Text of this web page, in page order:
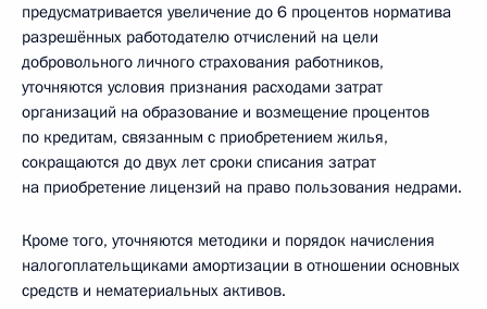
предусматривается увеличение до 6 процентов норматива
разрешённых работодателю отчислений на цели
добровольного личного страхования работников,
уточняются условия признания расходами затрат
организаций на образование и возмещение процентов
по кредитам, связанным с приобретением жилья,
сокращаются до двух лет сроки списания затрат
на приобретение лицензий на право пользования недрами.
Кроме того, уточняются методики и порядок начисления
налогоплательщиками амортизации в отношении основных
средств и нематериальных активов.